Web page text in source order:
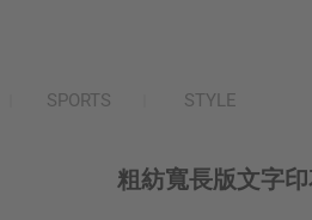
SPORTS STYLE
粗紡寬長版文字